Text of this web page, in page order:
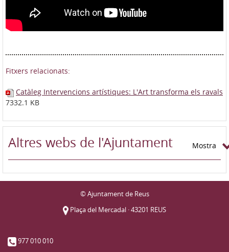
Fitxers relacionats:
Catàleg Intervencions artístiques: L'Art transforma els ravals
7332.1 KB
Altres webs de l'Ajuntament Mostra
© Ajuntament de Reus
Plaça del Mercadal · 43201 REUS
977 010 010